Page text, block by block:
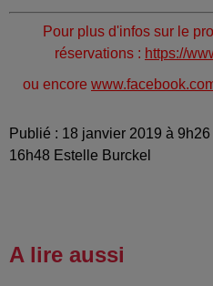
Pour plus d'infos sur le
réservations : https://
ou encore
Publié : 18 janvier 2019 à
16h48 Estelle Burckel
A lire aussi